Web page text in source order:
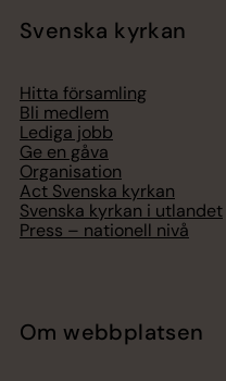
Svenska kyrkan
Hitta församling
Bli medlem
Lediga jobb
Ge en gåva
Organisation
Act Svenska kyrkan
Svenska kyrkan i utlandet
Press – nationell nivå
Om webbplatsen